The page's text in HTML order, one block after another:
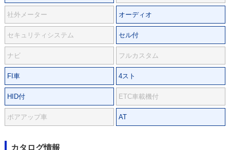
社外メーター オーディオ
セキュリティシステム セル付
ナビ フルカスタム
FI車 4スト
HID付 ETC車載機付
ボアアップ車 AT
カタログ情報